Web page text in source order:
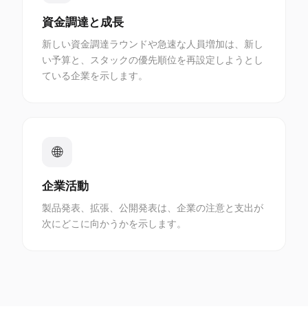
資金調達と成長
新しい資金調達ラウンドや急速な人員増加は、新し
い予算と、スタックの優先順位を再設定しようとし
ている企業を示します。
🌐
企業活動
製品発表、拡張、公開発表は、企業の注意と支出が
次にどこに向かうかを示します。